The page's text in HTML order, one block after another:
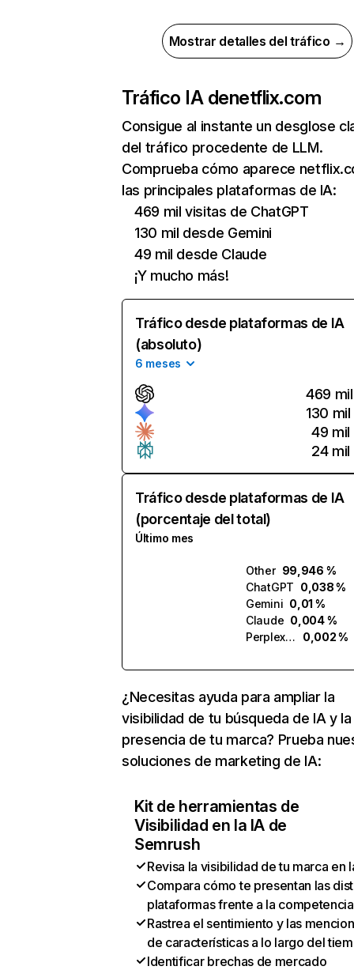
Mostrar detalles del tráfico →
Tráfico IA denetflix.com
Consigue al instante un desglose
del tráfico procedente de LLM.
Comprueba cómo aparece
las principales plataformas de IA:
469 mil visitas de ChatGPT
130 mil desde Gemini
49 mil desde Claude
¡Y mucho más!
Tráfico desde plataformas de IA
(absoluto)
6 meses
469 mil
130 mil
49 mil
24 mil
Tráfico desde plataformas de IA
(porcentaje del total)
Último mes
Other 99,946 %
ChatGPT 0,038 %
Gemini 0,01 %
Claude 0,004 %
Perplexity
0,002 %
¿Necesitas ayuda para ampliar la
visibilidad de tu búsqueda de IA y la
presencia de tu marca? Prueba
soluciones de marketing de IA:
Kit de herramientas de
Visibilidad en la IA de
Semrush
Revisa la visibilidad de tu marca en
Compara cómo te presentan las
plataformas frente a la competencia
Rastrea el sentimiento y las
de características a lo largo del
Identificar brechas de mercado